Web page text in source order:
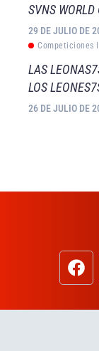
SVNS
29 DE JULIO DE
Competiciones
LAS
LOS
26 DE JULIO DE